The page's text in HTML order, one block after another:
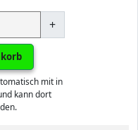
+
mit in
kann dort